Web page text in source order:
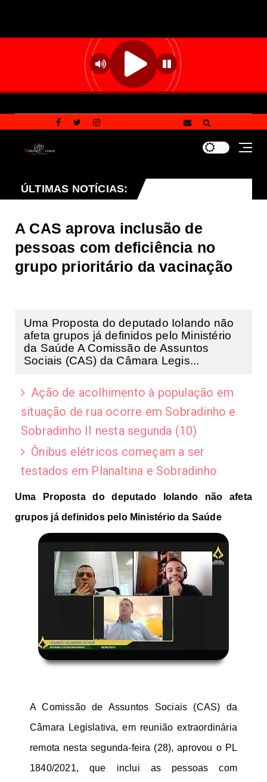
ÚLTIMAS NOTÍCIAS:
DF Atenção! Golpistas estão cobrando por
A CAS aprova inclusão de
pessoas com deficiência no
grupo prioritário da vacinação
Uma Proposta do deputado Iolando não
afeta grupos já definidos pelo Ministério
da Saúde A Comissão de Assuntos
Sociais (CAS) da Câmara Legis...
Ação de acolhimento à população em
situação de rua ocorre em Sobradinho e
Sobradinho II nesta segunda (10)
Ônibus elétricos começam a ser
testados em Planaltina e Sobradinho
Uma Proposta do deputado Iolando não afeta
grupos já definidos pelo Ministério da Saúde
A Comissão de Assuntos Sociais (CAS) da
Câmara Legislativa, em reunião extraordinária
remota nesta segunda-feira (28), aprovou o PL
1840/2021, que inclui as pessoas com